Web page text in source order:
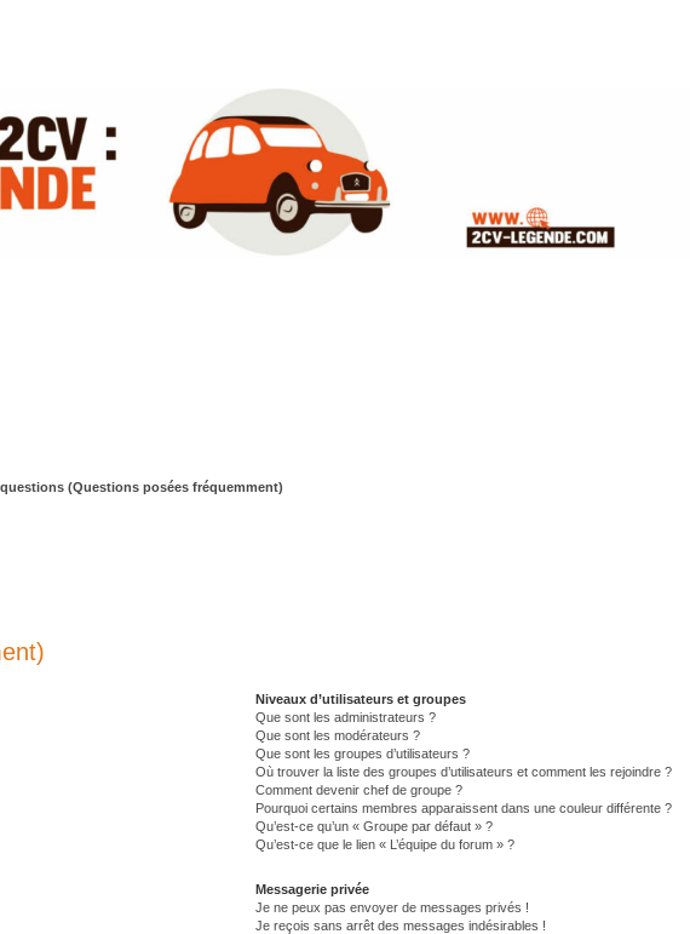
(Questions posées fréquemment)
Niveaux d’utilisateurs et groupes
Que sont les administrateurs ?
Que sont les modérateurs ?
Que sont les groupes d’utilisateurs ?
Où trouver la liste des groupes d’utilisateurs et comment les rejoindre ?
Comment devenir chef de groupe ?
Pourquoi certains membres apparaissent dans une couleur différente ?
Qu’est-ce qu’un « Groupe par défaut » ?
Qu’est-ce que le lien « L’équipe du forum » ?
Messagerie privée
Je ne peux pas envoyer de messages privés !
Je reçois sans arrêt des messages indésirables !